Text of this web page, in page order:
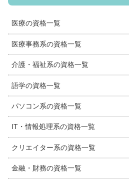
医療の資格一覧
医療事務系の資格一覧
介護・福祉系の資格一覧
語学の資格一覧
パソコン系の資格一覧
IT・情報処理系の資格一覧
クリエイター系の資格一覧
金融・財務の資格一覧